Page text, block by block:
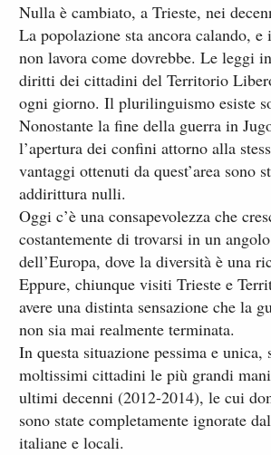
Nulla è cambiato, a Trieste, nei
La popolazione sta ancora calando,
non lavora come dovrebbe. Le leggi
diritti dei cittadini del Territorio
ogni giorno. Il plurilinguismo esiste
Nonostante la fine della guerra in
l’apertura dei confini attorno alla
vantaggi ottenuti da quest’area sono
addirittura nulli.
Oggi c’è una consapevolezza che
costantemente di trovarsi in un
dell’Europa, dove la diversità è una
Eppure, chiunque visiti Trieste e
avere una distinta sensazione che la
non sia mai realmente terminata.
In questa situazione pessima e unica,
moltissimi cittadini le più grandi
ultimi decenni (2012-2014), le cui
sono state completamente ignorate
italiane e locali.